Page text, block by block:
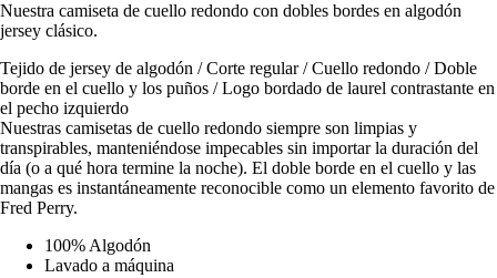
Nuestra camiseta de cuello redondo con dobles bordes en algodón
jersey clásico.
Tejido de jersey de algodón / Corte regular / Cuello redondo / Doble
borde en el cuello y los puños / Logo bordado de laurel contrastante en
el pecho izquierdo
Nuestras camisetas de cuello redondo siempre son limpias y
transpirables, manteniéndose impecables sin importar la duración del
día (o a qué hora termine la noche). El doble borde en el cuello y las
mangas es instantáneamente reconocible como un elemento favorito de
Fred Perry.
100% Algodón
Lavado a máquina